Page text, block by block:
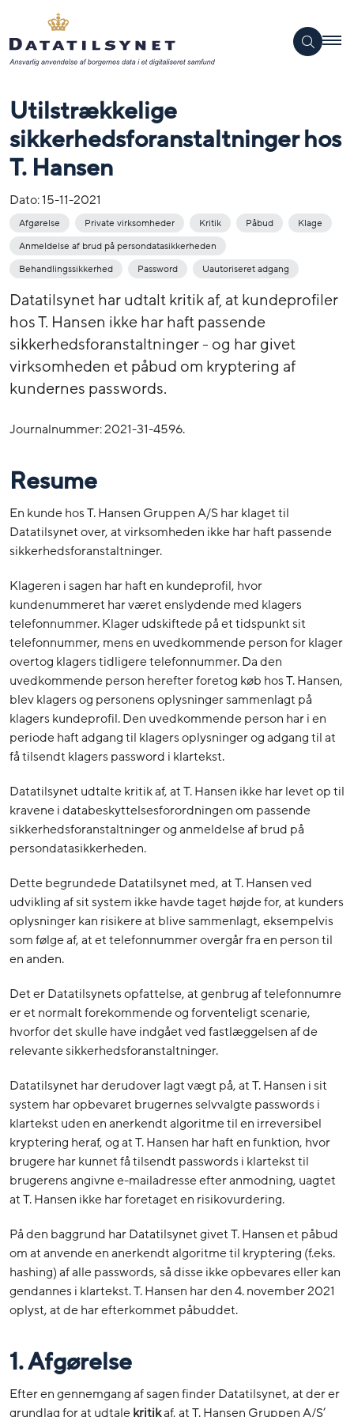
Utilstrækkelige
sikkerhedsforanstaltninger hos
T. Hansen
Dato:15-11-2021
Afgørelse Private virksomheder Kritik Påbud
Klage
Anmeldelse af brud på persondatasikkerheden
Behandlingssikkerhed
Password Uautoriseret adgang
Datatilsynet har udtalt kritik af, at kundeprofiler
hos T. Hansen ikke har haft passende
sikkerhedsforanstaltninger - og har givet
virksomheden et påbud om kryptering af
kundernes passwords.
Journalnummer: 2021-31-4596.
Resume
En kunde hos T. Hansen Gruppen A/S har klaget til
Datatilsynet over, at virksomheden ikke har haft passende
sikkerhedsforanstaltninger.
Klageren i sagen har haft en kundeprofil, hvor
kundenummeret har været enslydende med klagers
telefonnummer. Klager udskiftede på et tidspunkt sit
telefonnummer, mens en uvedkommende person for klager
overtog klagers tidligere telefonnummer. Da den
uvedkommende person herefter foretog køb hos T. Hansen,
blev klagers og personens oplysninger sammenlagt på
klagers kundeprofil. Den uvedkommende person har i en
periode haft adgang til klagers oplysninger og adgang til at
få tilsendt klagers password i klartekst.
Datatilsynet udtalte kritik af, at T. Hansen ikke har levet op til
kravene i databeskyttelsesforordningen om passende
sikkerhedsforanstaltninger og anmeldelse af brud på
persondatasikkerheden.
Dette begrundede Datatilsynet med, at T. Hansen ved
udvikling af sit system ikke havde taget højde for, at kunders
oplysninger kan risikere at blive sammenlagt, eksempelvis
som følge af, at et telefonnummer overgår fra en person til
en anden.
Det er Datatilsynets opfattelse, at genbrug af telefonnumre
er et normalt forekommende og forventeligt scenarie,
hvorfor det skulle have indgået ved fastlæggelsen af de
relevante sikkerhedsforanstaltninger.
Datatilsynet har derudover lagt vægt på, at T. Hansen i sit
system har opbevaret brugernes selvvalgte passwords i
klartekst uden en anerkendt algoritme til en irreversibel
kryptering heraf, og at T. Hansen har haft en funktion, hvor
brugere har kunnet få tilsendt passwords i klartekst til
brugerens angivne e-mailadresse efter anmodning, uagtet
at T. Hansen ikke har foretaget en risikovurdering.
På den baggrund har Datatilsynet givet T. Hansen et påbud
om at anvende en anerkendt algoritme til kryptering (f.eks.
hashing) af alle passwords, så disse ikke opbevares eller kan
gendannes i klartekst. T. Hansen har den 4. november 2021
oplyst, at de har efterkommet påbuddet.
1. Afgørelse
Efter en gennemgang af sagen finder Datatilsynet, at der er
grundlag for at udtalekritikaf, at T. Hansen Gruppen A/S’